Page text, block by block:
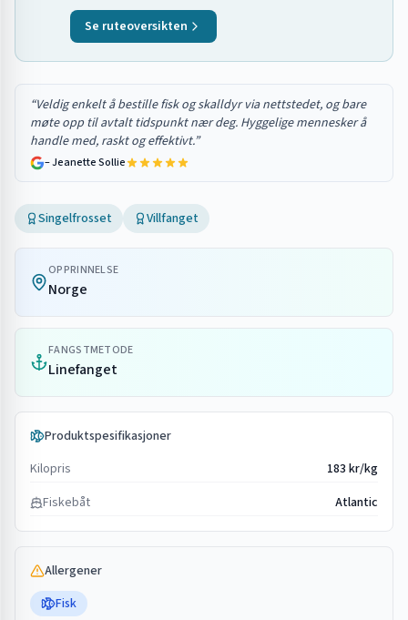
Se ruteoversikten
“Veldig enkelt å bestille fisk og skalldyr via nettstedet, og bare
møte opp til avtalt tidspunkt nær deg. Hyggelige mennesker å
handle med, raskt og effektivt.”
–Jeanette Sollie
Singelfrosset Villfanget
OPPRINNELSE
Norge
FANGSTMETODE
Linefanget
Produktspesifikasjoner
Kilopris
183 kr/kg
Fiskebåt
Atlantic
Allergener
Fisk